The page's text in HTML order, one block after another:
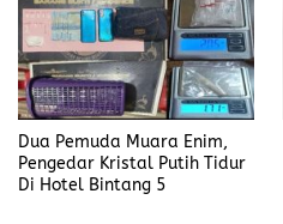
Dua Pemuda Muara Enim,
Pengedar Kristal Putih Tidur
Di Hotel Bintang 5